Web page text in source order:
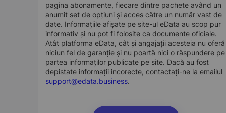
pagina abonamente, fiecare dintre pachete având un
anumit set de opțiuni și acces către un număr vast de
date. Informațiile afișate pe site-ul eData au scop pur
informativ și nu pot fi folosite ca documente oficiale.
Atât platforma eData, cât și angajații acesteia nu oferă
niciun fel de garanție și nu poartă nici o răspundere pe
partea informaților publicate pe site. Dacă au fost
depistate informații incorecte, contactați-ne la emailul
support@edata.business.